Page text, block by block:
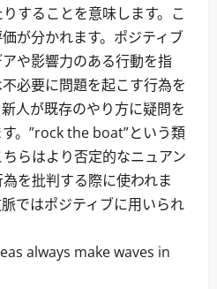
することを意味します。こ
が分かれます。ポジティブ
や影響力のある行動を指
必要に問題を起こす行為を
人が既存のやり方に疑問を
。”rock the boat”という類
らはより否定的なニュアン
を批判する際に使われま
ではポジティブに用いられ
always make waves in